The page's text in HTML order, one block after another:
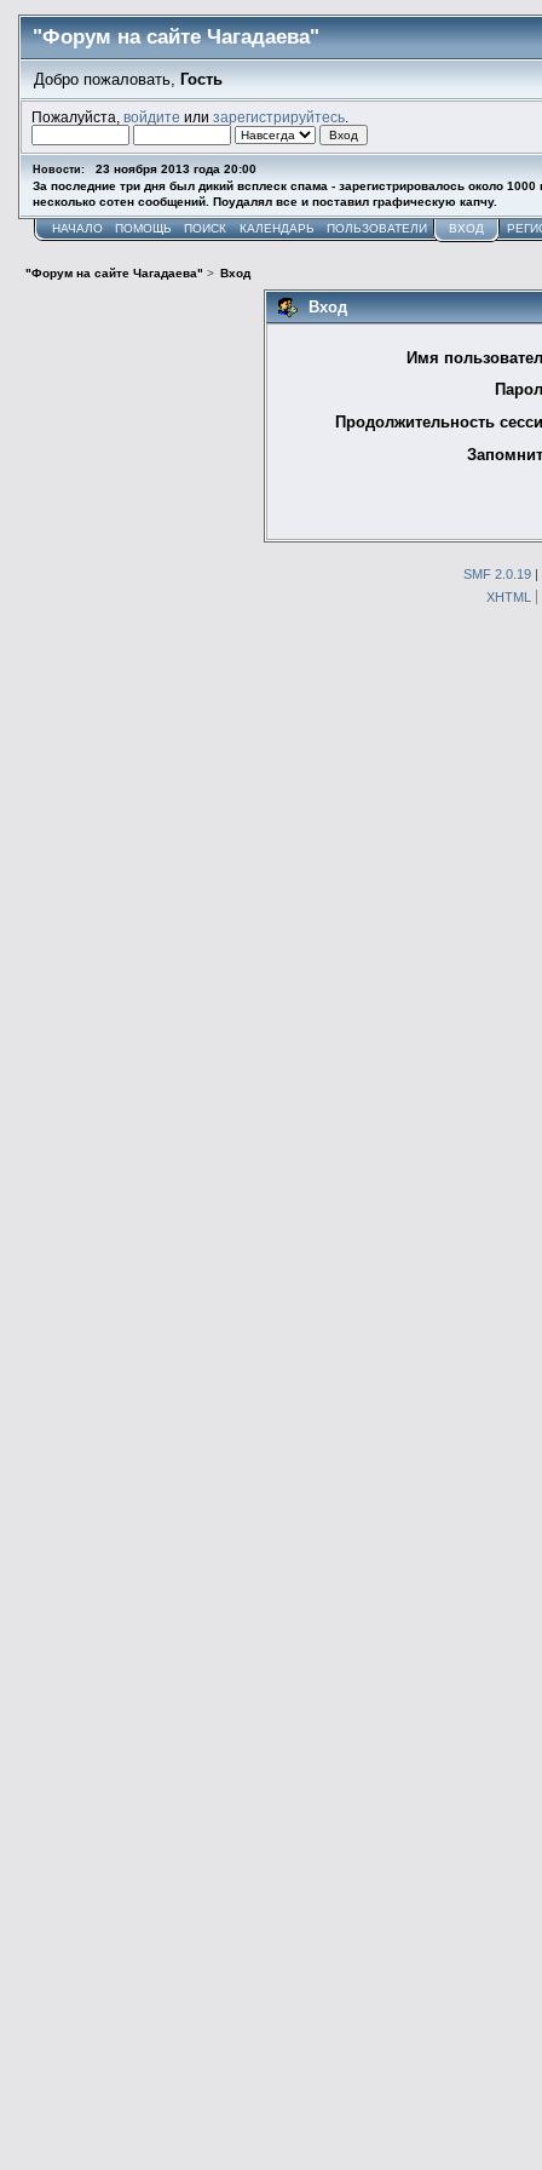
"Форум на сайте Чагадаева"
Добро пожаловать, Гость
Пожалуйста, войдите или зарегистрируйтесь.
Новости:
23 ноября 2013 года 20:00
За последние три дня был дикий всплеск спама - зарегистрировалось около
несколько сотен сообщений. Поудалял все и поставил графическую капчу.
НАЧАЛО ПОМОЩЬ ПОИСК КАЛЕНДАРЬ ПОЛЬЗОВАТЕЛИ ВХОД
"Форум на сайте Чагадаева" > Вход
Вход
Имя
Продолжительность
SMF 2.0.19 |
XHTML